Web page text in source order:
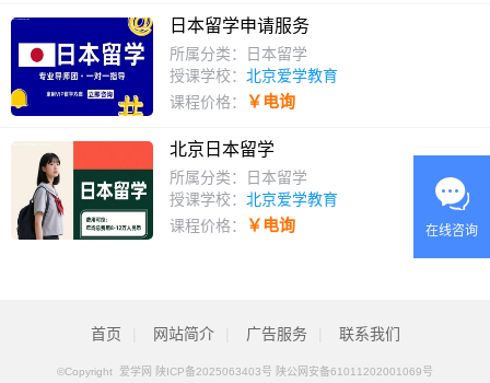
日本留学申请服务
所属分类：日本留学
授课学校： 北京爱学教育
课程价格：
￥电询
北京日本留学
所属分类：日本留学
授课学校： 北京爱学教育
课程价格：
￥电询
首页 网站简介 广告服务 联系我们
©Copyright 爱学网
陕ICP备2025063403号 陕公网安备61011202001069号
在线咨询